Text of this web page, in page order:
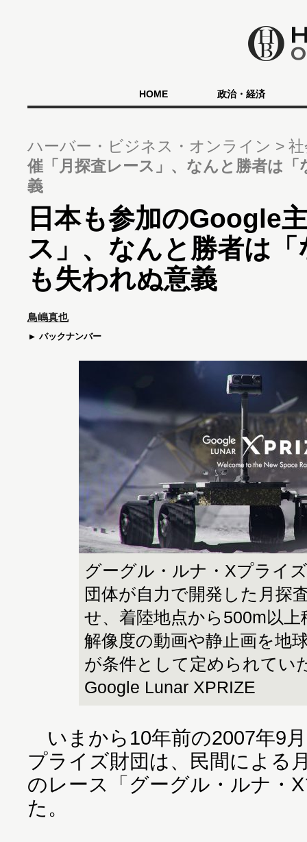
HOME 政治・経済
ハーバー・ビジネス・オンライン
催「月探査レース」、なんと勝者は
義
日本も参加のGoogle
ス」、なんと勝者は
も失われぬ意義
鳥嶋真也
バックナンバー
グーグル・ルナ・Xプライ
団体が自力で開発した月探
せ、着陸地点から500m以
解像度の動画や静止画を地
が条件として定められてい
Google Lunar XPRIZE
いまから10年前の2007年9
プライズ財団は、民間による
のレース「グーグル・ルナ・
た。